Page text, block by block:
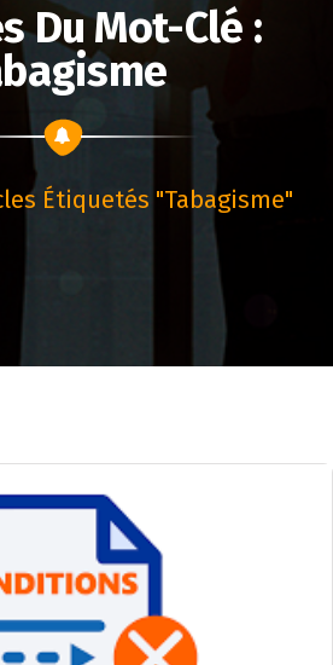
Du Mot-Clé :
Étiquetés "tabagisme"